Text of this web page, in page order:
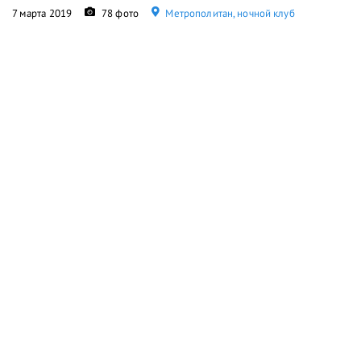
7 марта 2019 78 фото Метрополитан, ночной клуб